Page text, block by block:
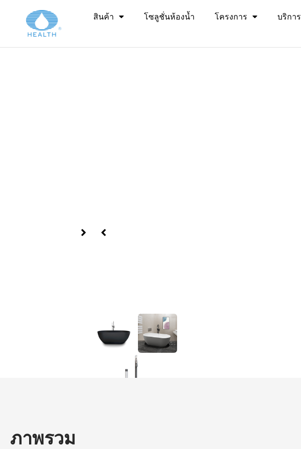
สินค้า โซลูชั่นห้องน้ำ โครงการ บริการ
>
ภาพรวม